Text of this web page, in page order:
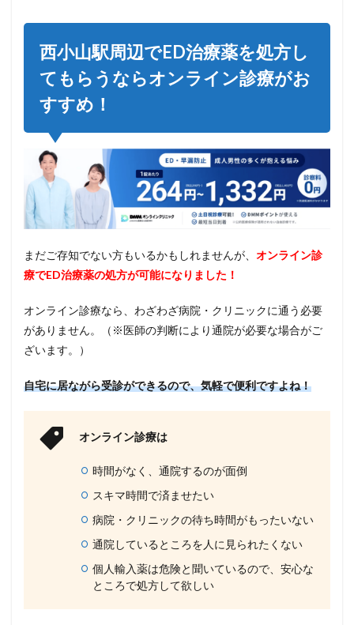
西小山駅周辺でED治療薬を処方し
てもらうならオンライン診療がお
すすめ！
まだご存知でない方もいるかもしれませんが、 オンライン診
療でED治療薬の処方が可能になりました！
オンライン診療なら、わざわざ病院・クリニックに通う必要
がありません。（※医師の判断により通院が必要な場合がご
ざいます。）
自宅に居ながら受診ができるので、気軽で便利ですよね！
オンライン診療は
時間がなく、通院するのが面倒
スキマ時間で済ませたい
病院・クリニックの待ち時間がもったいない
通院しているところを人に見られたくない
個人輸入薬は危険と聞いているので、安心な
ところで処方して欲しい